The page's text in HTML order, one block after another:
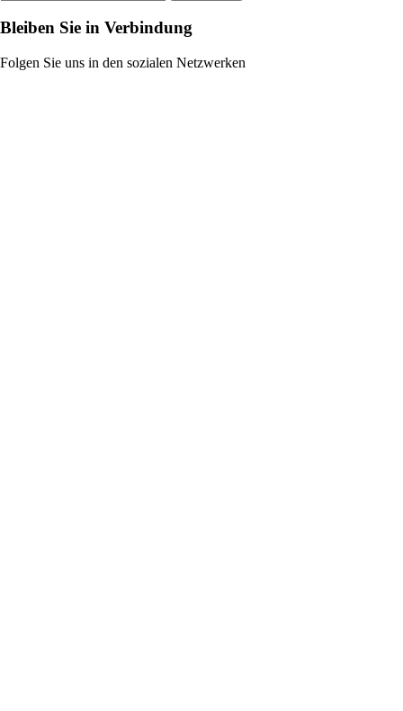
Bleiben Sie in Verbindung
Folgen Sie uns in den sozialen Netzwerken